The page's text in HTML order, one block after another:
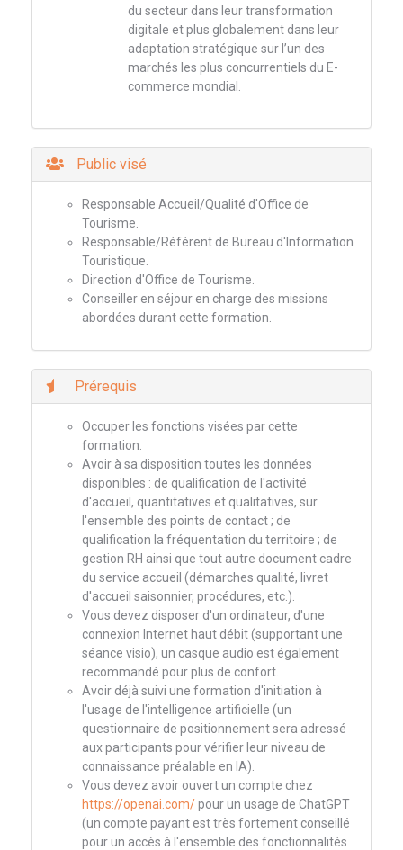
du secteur dans leur transformation
digitale et plus globalement dans leur
adaptation stratégique sur l’un des
marchés les plus concurrentiels du E-
commerce mondial.
Public visé
Responsable Accueil/Qualité d'Office de
Tourisme.
Responsable/Référent de Bureau d'Information
Touristique.
Direction d'Office de Tourisme.
Conseiller en séjour en charge des missions
abordées durant cette formation.
Prérequis
Occuper les fonctions visées par cette
formation.
Avoir à sa disposition toutes les données
disponibles : de qualification de l'activité
d'accueil, quantitatives et qualitatives, sur
l'ensemble des points de contact ; de
qualification la fréquentation du territoire ; de
gestion RH ainsi que tout autre document cadre
du service accueil (démarches qualité, livret
d'accueil saisonnier, procédures, etc.).
Vous devez disposer d'un ordinateur, d'une
connexion Internet haut débit (supportant une
séance visio), un casque audio est également
recommandé pour plus de confort.
Avoir déjà suivi une formation d'initiation à
l'usage de l'intelligence artificielle (un
questionnaire de positionnement sera adressé
aux participants pour vérifier leur niveau de
connaissance préalable en IA).
Vous devez avoir ouvert un compte chez
https://openai.com/pour un usage de ChatGPT
(un compte payant est très fortement conseillé
pour un accès à l'ensemble des fonctionnalités